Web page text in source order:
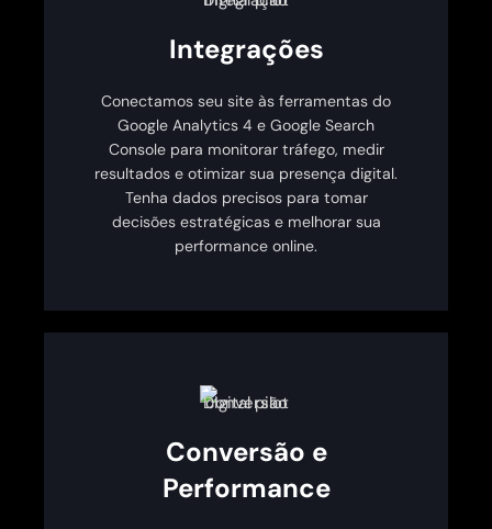
Integrações
Conectamos seu site às ferramentas do
Google Analytics 4 e Google Search
Console para monitorar tráfego, medir
resultados e otimizar sua presença digital.
Tenha dados precisos para tomar
decisões estratégicas e melhorar sua
performance online.
Conversão e
Performance